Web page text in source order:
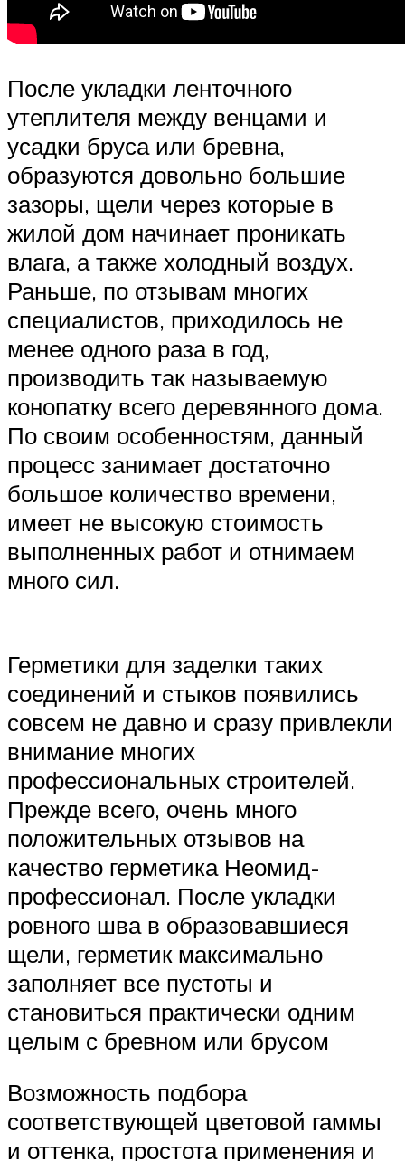
После укладки ленточного
утеплителя между венцами и
усадки бруса или бревна,
образуются довольно большие
зазоры, щели через которые в
жилой дом начинает проникать
влага, а также холодный воздух.
Раньше, по отзывам многих
специалистов, приходилось не
менее одного раза в год,
производить так называемую
конопатку всего деревянного дома.
По своим особенностям, данный
процесс занимает достаточно
большое количество времени,
имеет не высокую стоимость
выполненных работ и отнимаем
много сил.
Герметики для заделки таких
соединений и стыков появились
совсем не давно и сразу привлекли
внимание многих
профессиональных строителей.
Прежде всего, очень много
положительных отзывов на
качество герметика Неомид-
профессионал. После укладки
ровного шва в образовавшиеся
щели, герметик максимально
заполняет все пустоты и
становиться практически одним
целым с бревном или брусом
Возможность подбора
соответствующей цветовой гаммы
и оттенка, простота применения и